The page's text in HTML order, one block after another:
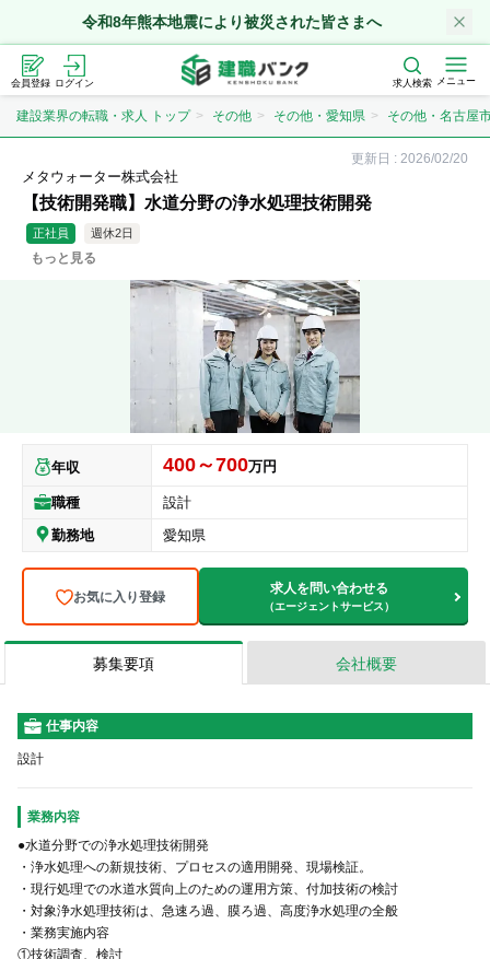
令和8年熊本地震により被災された皆さまへ
会員登録 ログイン 求人検索 メニュー
建設業界の転職・求人 トップ その他 その他・愛知県 その他・名古屋
更新日 : 2026/02/20
メタウォーター株式会社
【技術開発職】水道分野の浄水処理技術開発
正社員 週休2日
もっと見る
年収 400～700万円
職種
設計
勤務地
愛知県
お気に入り登録
求人を問い合わせる
（エージェントサービス）
募集要項 会社概要
仕事内容
設計
業務内容
●水道分野での浄水処理技術開発
・浄水処理への新規技術、プロセスの適用開発、現場検証。
・現行処理での水道水質向上のための運用方策、付加技術の検討
・対象浄水処理技術は、急速ろ過、膜ろ過、高度浄水処理の全般
・業務実施内容
①技術調査、検討